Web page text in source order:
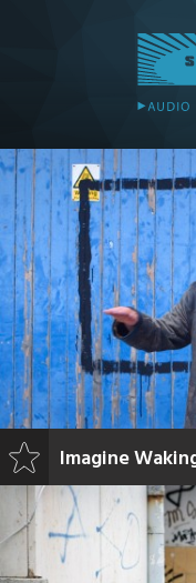
Imagine